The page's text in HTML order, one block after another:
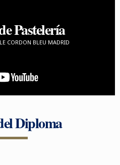
Pastelería
CORDON BLEU MADRID
Diploma